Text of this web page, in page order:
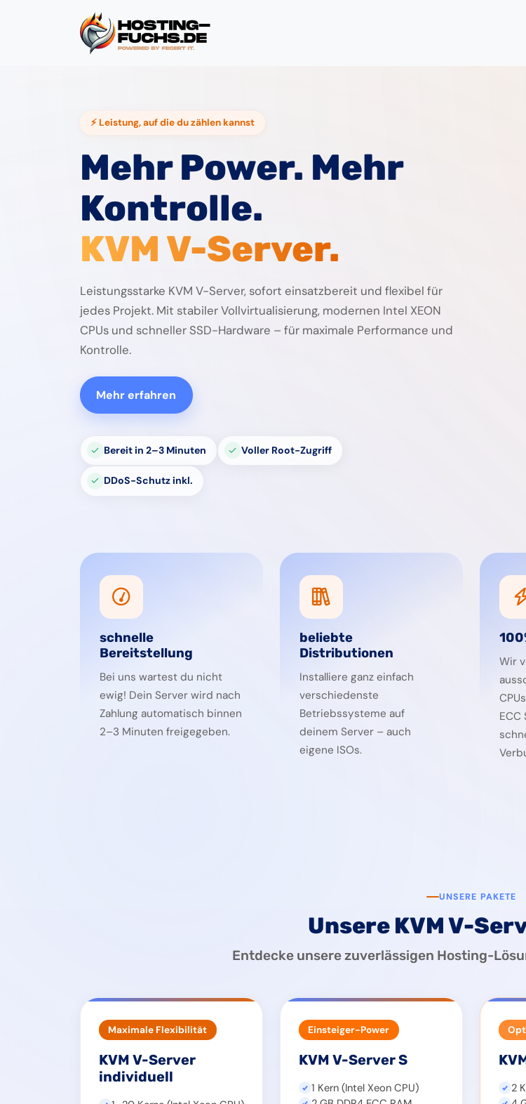
⚡ Leistung, auf die du zählen kannst
Mehr Power. Mehr
Kontrolle.
KVM V-Server.
Leistungsstarke KVM V-Server, sofort einsatzbereit und flexibel für
jedes Projekt. Mit stabiler Vollvirtualisierung, modernen Intel XEON
CPUs und schneller SSD-Hardware – für maximale Performance und
Kontrolle.
Mehr erfahren
Bereit in 2–3 Minuten Voller Root-Zugriff
DDoS-Schutz inkl.
schnelle
Bereitstellung
Bei uns wartest du nicht
ewig! Dein Server wird nach
Zahlung automatisch binnen
2–3 Minuten freigegeben.
beliebte
Distributionen
Installiere ganz einfach
verschiedenste
Betriebssysteme auf
deinem Server – auch
eigene ISOs.
Wir
ECC
UNSERE PAKETE
Unsere KVM V-
Entdecke unsere zuverlässigen Hosting-
Maximale Flexibilität
KVM V-Server
individuell
Einsteiger-Power
KVM V-Server S
1 Kern (Intel Xeon CPU)
2